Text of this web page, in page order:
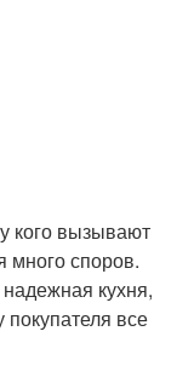
кого вызывают
много споров.
кухня,
все